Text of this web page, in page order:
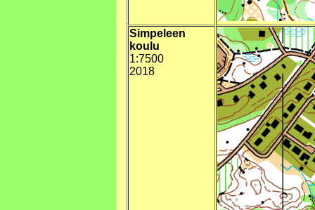
Simpeleen
koulu
1:7500
2018